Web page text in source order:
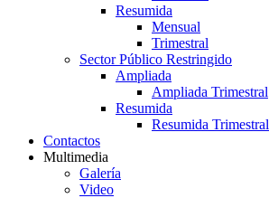
Resumida
Mensual
Trimestral
Sector Público Restringido
Ampliada
Ampliada Trimestral
Resumida
Resumida Trimestral
Contactos
Multimedia
Galería
Video